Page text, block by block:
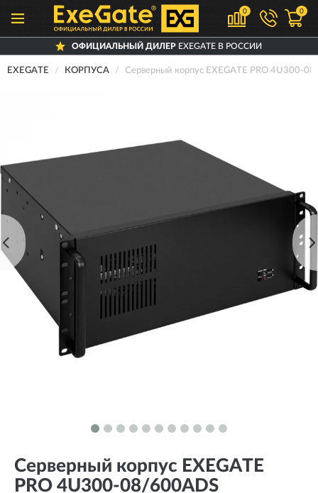
0 0
ОФИЦИАЛЬНЫЙ ДИЛЕРEXEGATE В РОССИИ
EXEGATE КОРПУСА Серверный корпус EXEGATE PRO 4U300-
Серверный корпус EXEGATE
PRO 4U300-08/600ADS